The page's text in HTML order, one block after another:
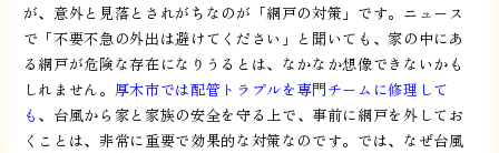
が、意外と見落とされがちなのが「網戸の対策」です。ニュース
で「不要不急の外出は避けてください」と聞いても、家の中にあ
る網戸が危険な存在になりうるとは、なかなか想像できないかも
しれません。 厚木市では配管トラブルを専門チームに修理して
も 、台風から家と家族の安全を守る上で、事前に網戸を外してお
くことは、非常に重要で効果的な対策なのです。では、なぜ台風